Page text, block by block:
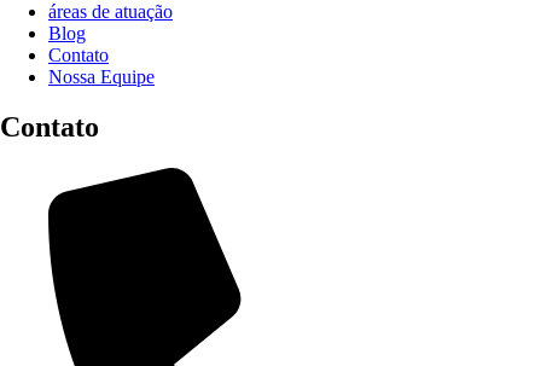
áreas de atuação
Blog
Contato
Nossa Equipe
Contato